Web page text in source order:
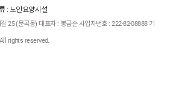
: 노인요양시설
25 (문곡동) 대표자 : 봉금순 사업자번호 : 222-82-08888 기
rights reserved.